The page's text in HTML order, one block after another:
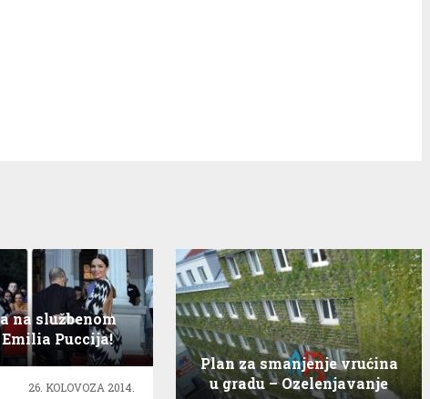
na službenom
Puccija!
26. KOLOVOZA 2014.
Plan za smanjenje vrućina
u gradu – Ozelenjavanje